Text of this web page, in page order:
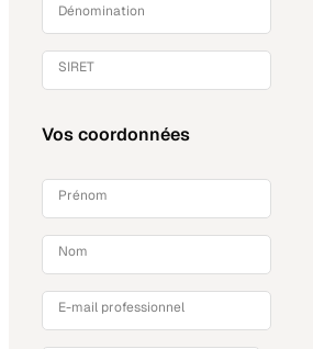
Dénomination
SIRET
Vos coordonnées
Prénom
Nom
E-mail professionnel